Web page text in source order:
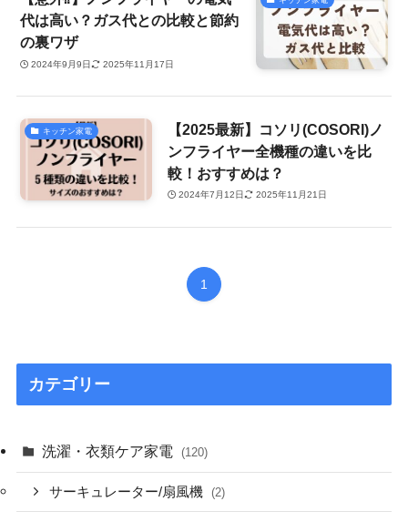
代は高い？ガス代との比較と節約
の裏ワザ
2024年9月9日 2025年11月17日
キッチン家電
【2025最新】コソリ(COSORI)ノ
ンフライヤー全機種の違いを比
較！おすすめは？
2024年7月12日 2025年11月21日
1
カテゴリー
洗濯・衣類ケア家電 (120)
サーキュレーター/扇風機 (2)